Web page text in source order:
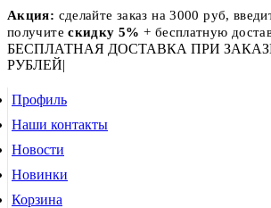
Акция: сделайте заказ на 3000 руб,
получитескидку 5% + бесплатную
БЕСПЛАТНАЯ ДОСТАВКА ПРИ
РУБЛЕЙ|
Профиль
Наши контакты
Новости
Новинки
Корзина